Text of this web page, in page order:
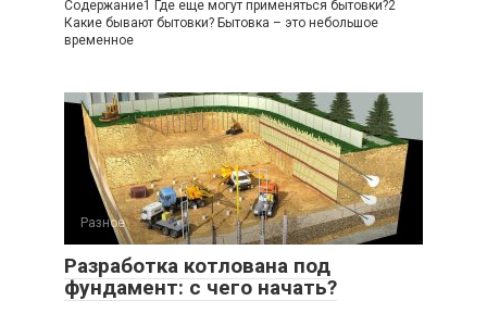
Содержание1 Где еще могут применяться бытовки?2
Какие бывают бытовки? Бытовка – это небольшое
временное
Разное
Разработка котлована под
фундамент: с чего начать?